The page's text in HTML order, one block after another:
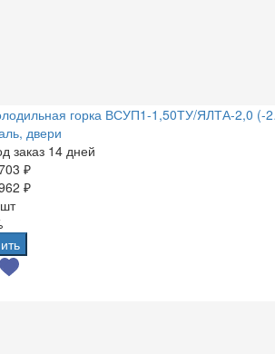
горка ВСУП1-1,50ТУ/ЯЛТА-2,0
двери
заказ 14 дней
₽
₽